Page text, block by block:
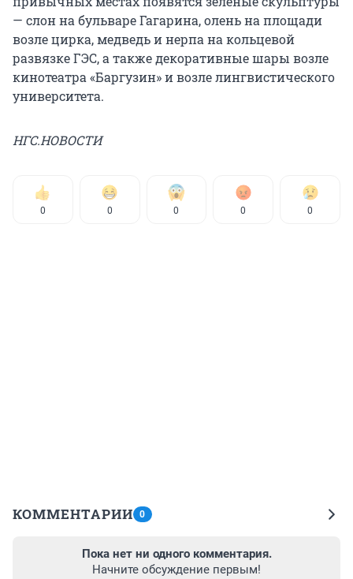
— слон на бульваре Гагарина, олень на площади
возле цирка, медведь и нерпа на кольцевой
развязке ГЭС, а также декоративные шары возле
кинотеатра «Баргузин» и возле лингвистического
университета.
НГС.НОВОСТИ
0 0 0 0 0
КОММЕНТАРИИ 0
Пока нет ни одного комментария.
Начните обсуждение первым!